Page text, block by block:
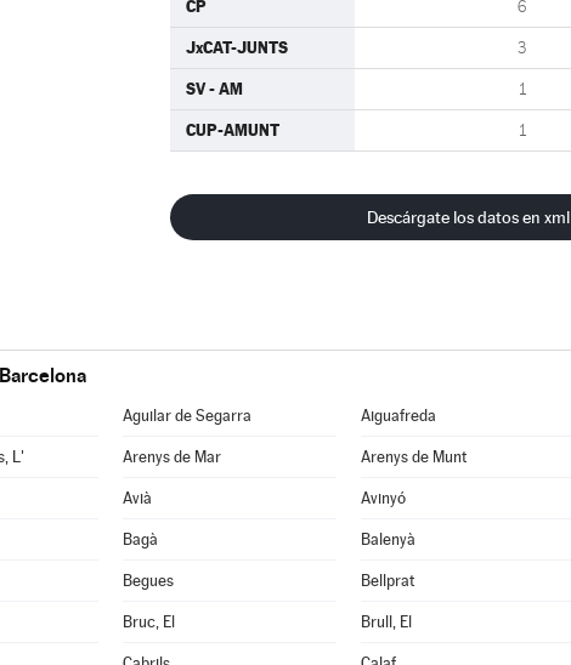
CP 6
JxCAT-JUNTS 3
SV - AM 1
CUP-AMUNT 1
Descárgate los datos en xml
Aguilar de Segarra Aiguafreda
L' Arenys de Mar Arenys de Munt
Avià Avinyó
Bagà Balenyà
Begues Bellprat
Bruc, El Brull, El